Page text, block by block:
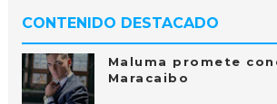
CONTENIDO DESTACADO
Maluma promete
Maracaibo